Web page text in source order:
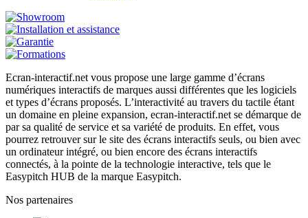
Ecran-interactif.net vous propose une large gamme d’écrans
numériques interactifs de marques aussi différentes que les logiciels
et types d’écrans proposés. L’interactivité au travers du tactile étant
un domaine en pleine expansion, ecran-interactif.net se démarque de
par sa qualité de service et sa variété de produits. En effet, vous
pourrez retrouver sur le site des écrans interactifs seuls, ou bien avec
un ordinateur intégré, ou bien encore des écrans interactifs
connectés, à la pointe de la technologie interactive, tels que le
Easypitch HUB de la marque Easypitch.
Nos partenaires